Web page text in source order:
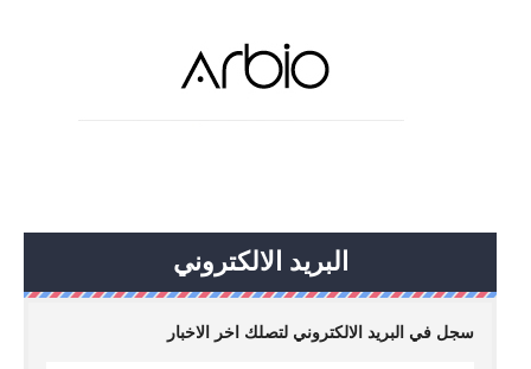
البريد الالكتروني
سجل في البريد الالكتروني لتصلك اخر الاخبار